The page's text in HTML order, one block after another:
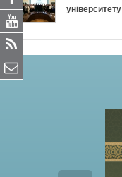
університету